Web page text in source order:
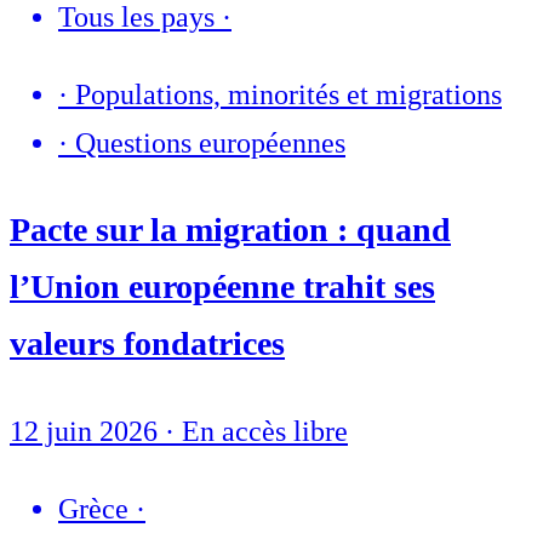
Tous les pays ·
· Populations, minorités et migrations
· Questions européennes
Pacte sur la migration : quand
l’Union européenne trahit ses
valeurs fondatrices
12 juin 2026 · En accès libre
Grèce ·